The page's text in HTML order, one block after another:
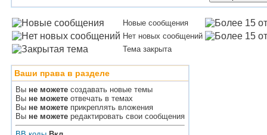
Новые сообщения
Нет новых сообщений
Тема закрыта
Ваши права в разделе
Вы не можете создавать новые темы
Вы не можете отвечать в темах
Вы не можете прикреплять вложения
Вы не можете редактировать свои сообщения